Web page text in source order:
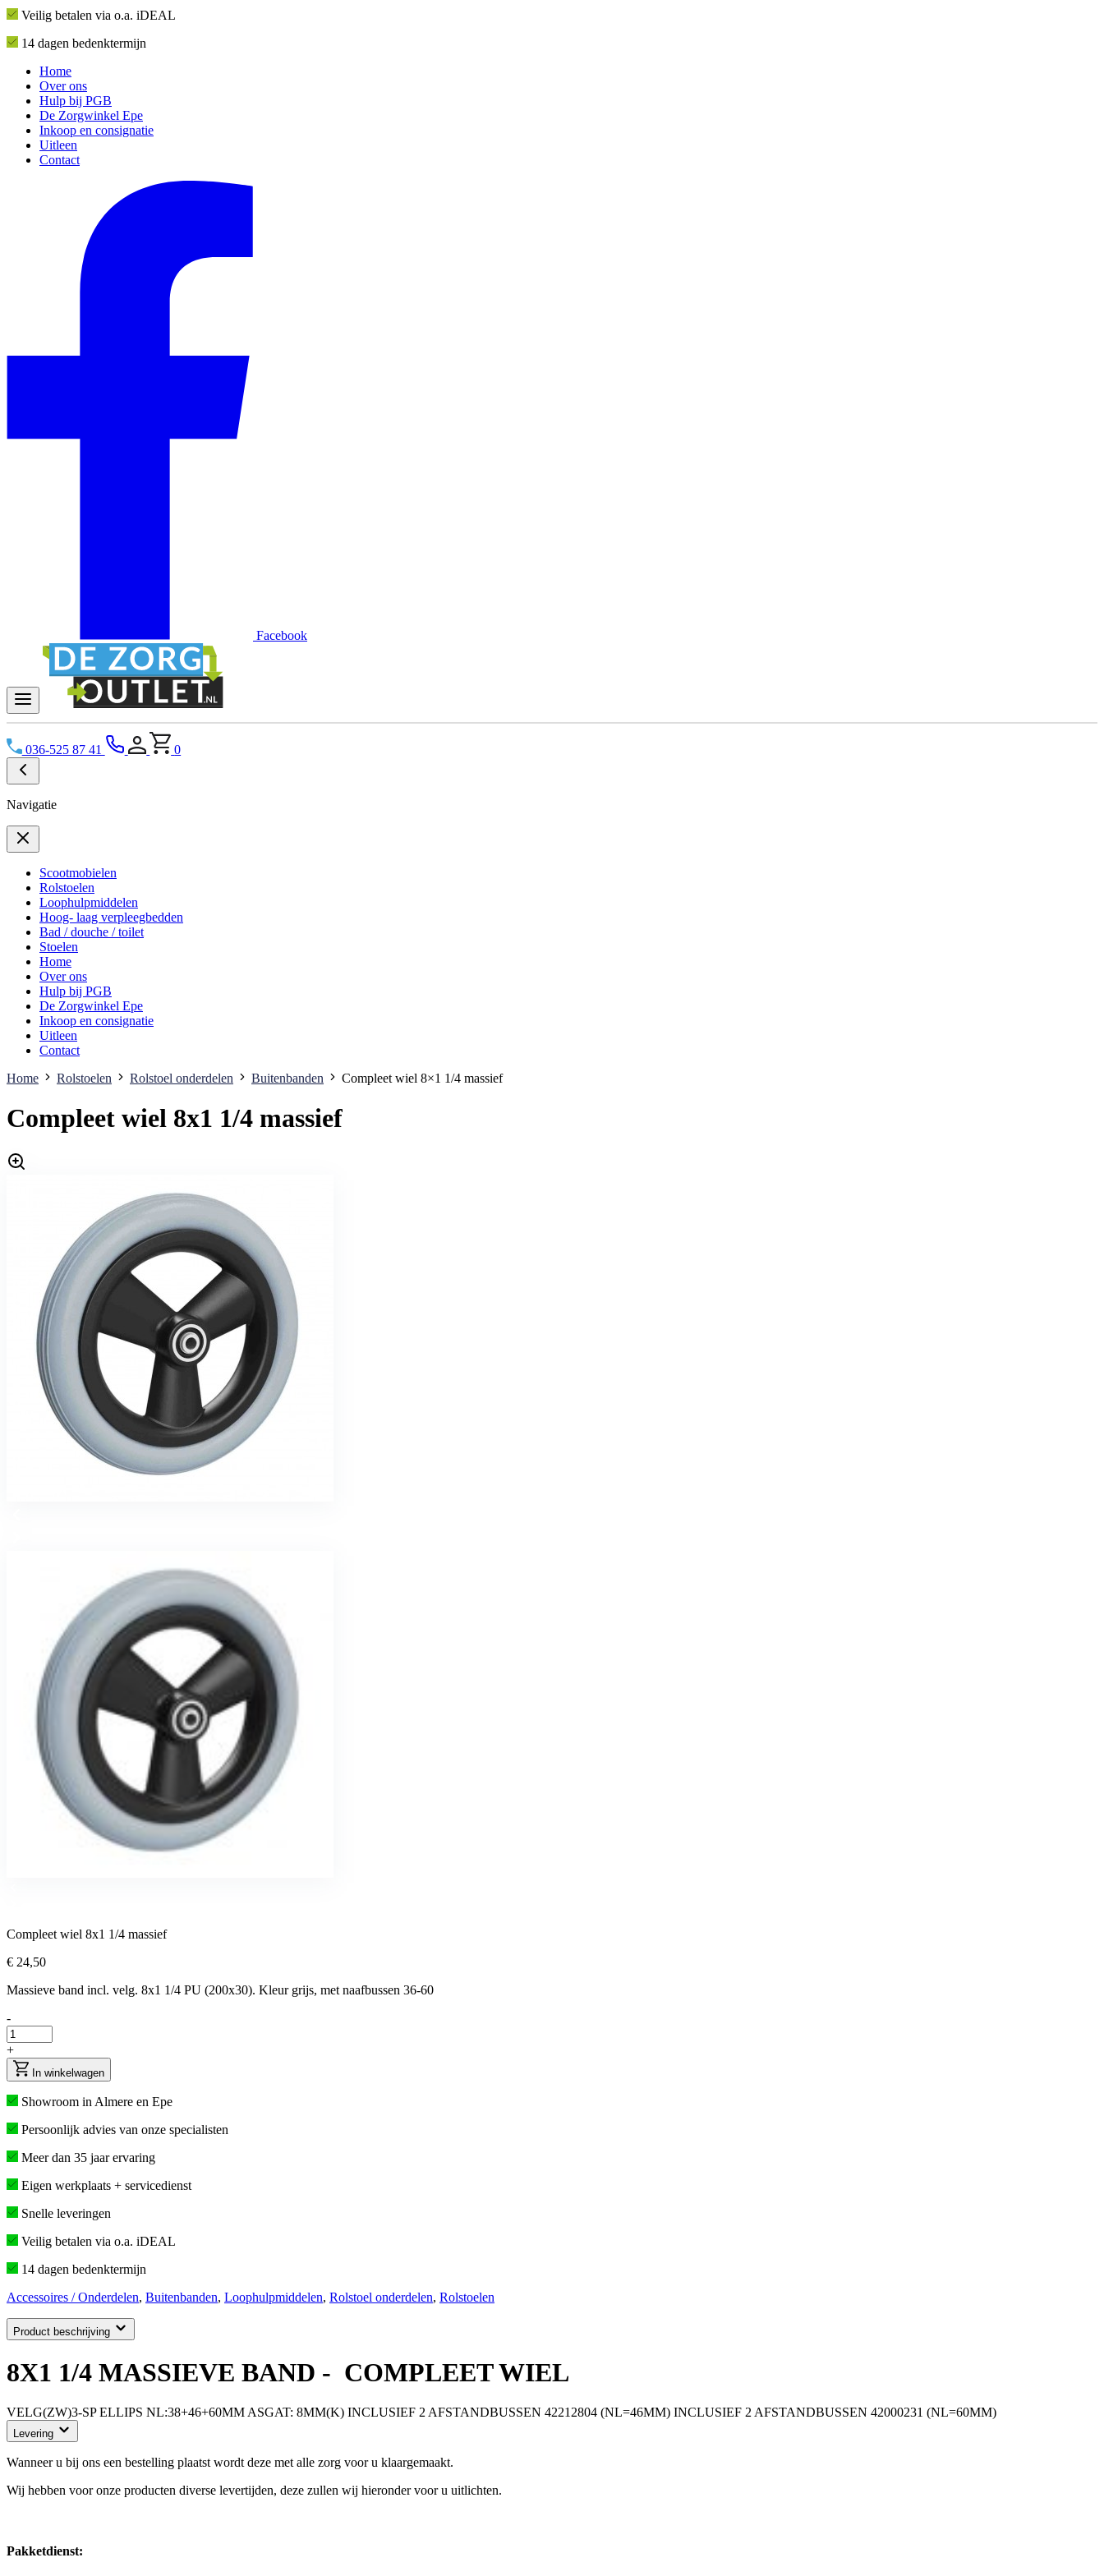
Veilig betalen via o.a. iDEAL
14 dagen bedenktermijn
Home
Over ons
Hulp bij PGB
De Zorgwinkel Epe
Inkoop en consignatie
Uitleen
Contact
Facebook
036-525 87 41 0
Navigatie
Scootmobielen
Rolstoelen
Loophulpmiddelen
Hoog- laag verpleegbedden
Bad / douche / toilet
Stoelen
Home
Over ons
Hulp bij PGB
De Zorgwinkel Epe
Inkoop en consignatie
Uitleen
Contact
Home
Rolstoelen Rolstoel onderdelen Buitenbanden Compleet wiel 8×1 1/4 massief
Compleet wiel 8x1 1/4 massief
Compleet wiel 8x1 1/4 massief
€ 24,50
Massieve band incl. velg. 8x1 1/4 PU (200x30). Kleur grijs, met naafbussen 36-60
-
+
In winkelwagen
Showroom in Almere en Epe
Persoonlijk advies van onze specialisten
Meer dan 35 jaar ervaring
Eigen werkplaats + servicedienst
Snelle leveringen
Veilig betalen via o.a. iDEAL
14 dagen bedenktermijn
Accessoires / Onderdelen, Buitenbanden, Loophulpmiddelen, Rolstoel onderdelen, Rolstoelen
Product beschrijving
8X1 1/4 MASSIEVE BAND - COMPLEET WIEL
VELG(ZW)3-SP ELLIPS NL:38+46+60MM ASGAT: 8MM(K) INCLUSIEF 2 AFSTANDBUSSEN 42212804 (NL=46MM) INCLUSIEF 2 AFSTANDBUSSEN 42000231 (NL=60MM)
Levering
Wanneer u bij ons een bestelling plaatst wordt deze met alle zorg voor u klaargemaakt.
Wij hebben voor onze producten diverse levertijden, deze zullen wij hieronder voor u uitlichten.
Pakketdienst: